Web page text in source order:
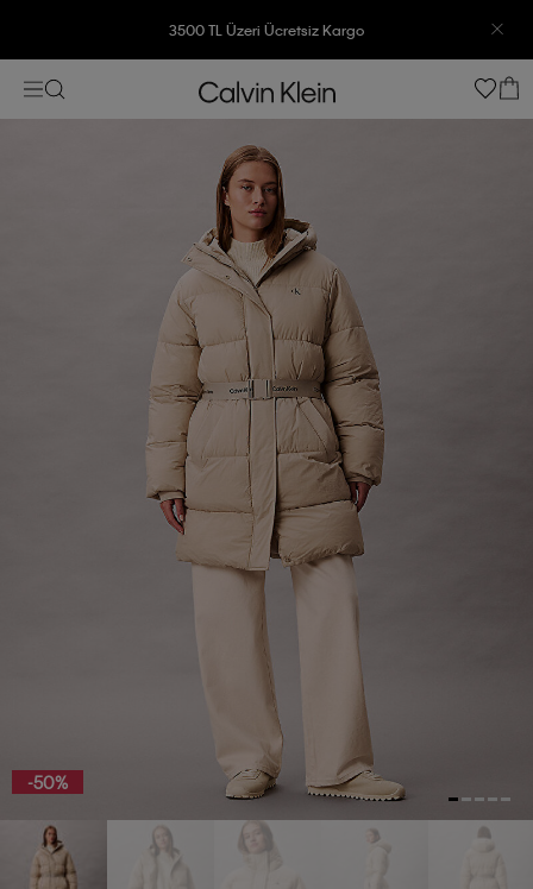
3500 TL Üzeri Ücretsiz Kargo
7500 TL Ve Üzeri Alışverişlerinizde 6 Taksit İmkanı
-50%